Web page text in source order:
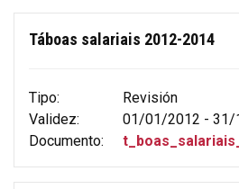
Táboas salariais 2012-2014
Tipo:
Revisión
Validez:
01/01/2012 - 31/
Documento: